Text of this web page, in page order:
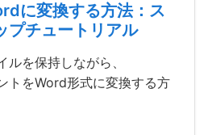
に変換する方法：ス
プチュートリアル
を保持しながら、
トをWord形式に変換する方